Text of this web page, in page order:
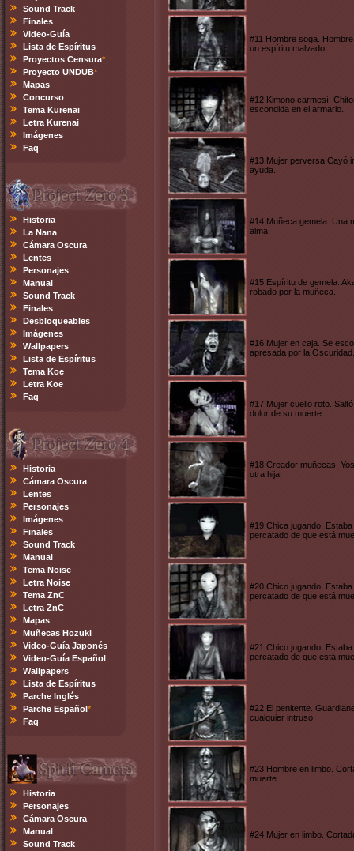
Sound Track
Finales
Video-Guía
Lista de Espíritus
Proyectos Censura*
Proyecto UNDUB*
Mapas
Concurso
Tema Kurenai
Letra Kurenai
Imágenes
Faq
Historia
La Nana
Cámara Oscura
Lentes
Personajes
Manual
Sound Track
Finales
Desbloqueables
Imágenes
Wallpapers
Lista de Espíritus
Tema Koe
Letra Koe
Faq
Historia
Cámara Oscura
Lentes
Personajes
Imágenes
Finales
Sound Track
Manual
Tema Noise
Letra Noise
Tema ZnC
Letra ZnC
Mapas
Muñecas Hozuki
Video-Guía Japonés
Video-Guía Español
Wallpapers
Lista de Espíritus
Parche Inglés
Parche Español*
Faq
Historia
Personajes
Cámara Oscura
Manual
Sound Track
#11 Hombre soga.
un espíritu malvado.
#12 Kimono carmesí.
escondida en el armario.
#13 Mujer perversa.Cayó
ayuda.
#14 Muñeca gemela. Una
alma.
#15 Espíritu de gemela.
robado por la muñeca.
#16 Mujer en caja. Se
apresada por la Oscuridad.
#17 Mujer cuello roto.
dolor de su muerte.
#18 Creador muñecas.
otra hija.
#19 Chica jugando.
percatado de que está
#20 Chico jugando.
percatado de que está
#21 Chico jugando.
percatado de que está
#22 El penitente.
cualquier intruso.
#23 Hombre en limbo.
muerte.
#24 Mujer en limbo.